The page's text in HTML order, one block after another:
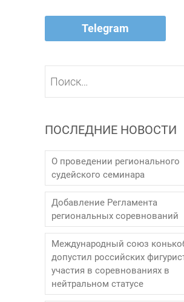
Telegram
ПОСЛЕДНИЕ НОВОСТИ
О проведении регионального
судейского семинара
Добавление Регламента
региональных соревнований
Международный союз
допустил российских
участия в соревнованиях в
нейтральном статусе